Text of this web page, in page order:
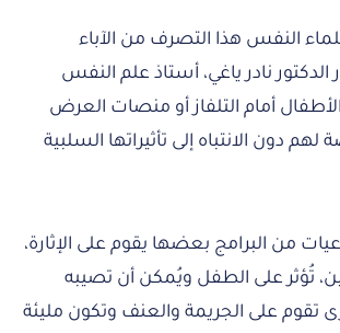
النفس هذا التصرف من الآباء
الدكتور نادر ياغي، أستاذ علم النفس
أمام التلفاز أو منصات العرض
دون الانتباه إلى تأثيراتها السلبية
من البرامج بعضها يقوم على الإثارة،
تُؤثر على الطفل ويُمكن أن تصيبه
تقوم على الجريمة والعنف وتكون مليئة